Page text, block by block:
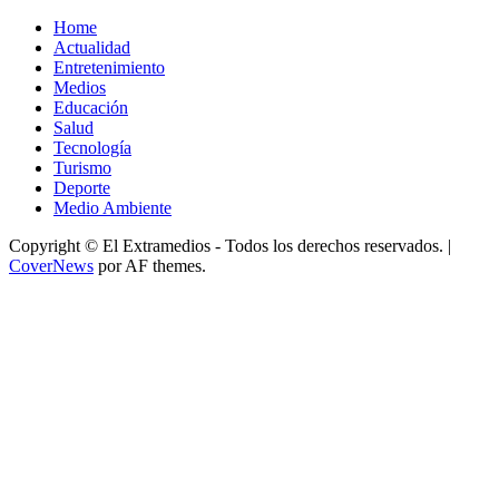
Home
Actualidad
Entretenimiento
Medios
Educación
Salud
Tecnología
Turismo
Deporte
Medio Ambiente
Copyright © El Extramedios - Todos los derechos reservados. |
CoverNews por AF themes.